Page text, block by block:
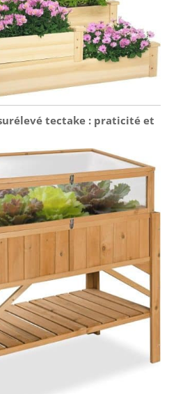
tectake : praticité et